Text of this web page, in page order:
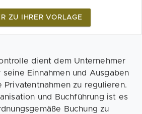
Angebote Coaching
ZU IHRER VORLAGE
dient dem Unternehmer
Einnahmen und Ausgaben
Privatentnahmen zu regulieren.
und Buchführung ist es
Buchung zu